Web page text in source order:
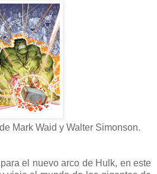
Mark Waid y Walter Simonson.
el nuevo arco de Hulk, en este